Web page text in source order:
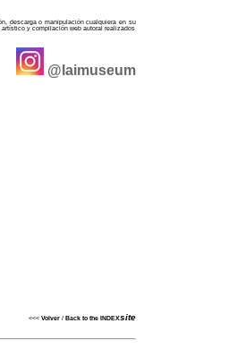
descarga o manipulación cualquiera en su
y compilación web autoral realizados
@laimuseum
<<< Volver/ Back to the INDEXsite